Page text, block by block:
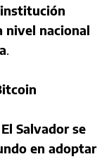
nivel nacional
.
El Salvador se
en adoptar